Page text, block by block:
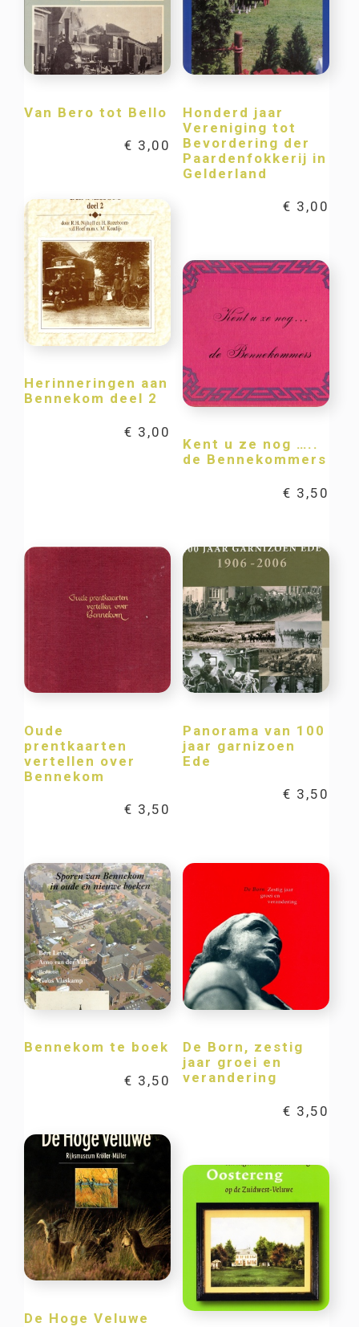
Van Bero tot Bello
€ 3,00
Honderd jaar
Vereniging tot
Bevordering der
Paardenfokkerij in
Gelderland
€ 3,00
Herinneringen aan
Bennekom deel 2
€ 3,00
Kent u ze nog …..
de Bennekommers
€ 3,50
Oude
prentkaarten
vertellen over
Bennekom
€ 3,50
Panorama van 100
jaar garnizoen
Ede
€ 3,50
Bennekom te boek
€ 3,50
De Born, zestig
jaar groei en
verandering
€ 3,50
De Hoge Veluwe